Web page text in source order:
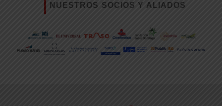
NUESTROS SOCIOS Y ALIADOS